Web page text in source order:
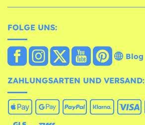
FOLGE UNS:
Blog
ZAHLUNGSARTEN UND VERSAND: